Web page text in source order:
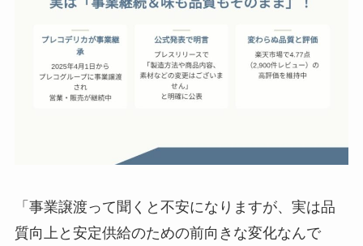
「事業譲渡って聞くと不安になりますが、実は品
質向上と安定供給のための前向きな変化なんで